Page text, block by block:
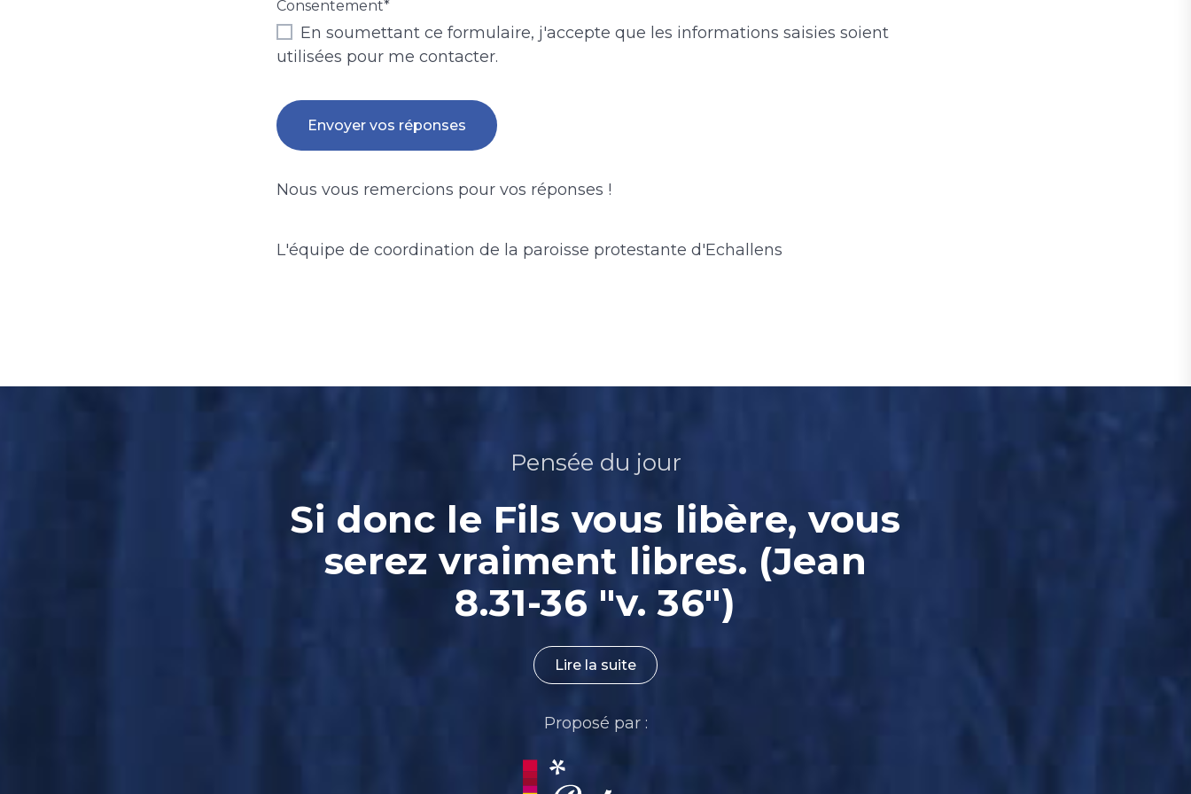
Consentement*
En soumettant ce formulaire, j'accepte que les informations saisies soient
utilisées pour me contacter.
Nous vous remercions pour vos réponses !
L'équipe de coordination de la paroisse protestante d'Echallens
Pensée du jour
Si donc le Fils vous libère, vous
serez vraiment libres. (Jean
8.31-36 "v. 36")
Lire la suite
Proposé par :